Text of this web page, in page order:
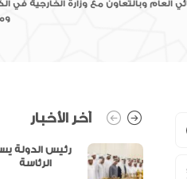
العام وبالتعاون مع وزارة الخارجية
آخر الأخبار
رئيس الدولة